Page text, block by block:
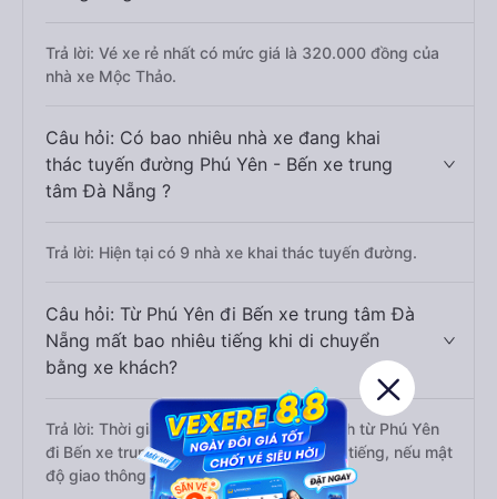
Trả lời: Vé xe rẻ nhất có mức giá là 320.000 đồng của
nhà xe Mộc Thảo.
Câu hỏi: Có bao nhiêu nhà xe đang khai
thác tuyến đường Phú Yên - Bến xe trung
tâm Đà Nẵng ?
Trả lời: Hiện tại có 9 nhà xe khai thác tuyến đường.
Câu hỏi: Từ Phú Yên đi Bến xe trung tâm Đà
Nẵng mất bao nhiêu tiếng khi di chuyển
bằng xe khách?
Trả lời: Thời gian di chuyển bằng xe khách từ Phú Yên
đi Bến xe trung tâm Đà Nẵng khoảng 7.9 tiếng, nếu mật
độ giao thông thuận lợi.